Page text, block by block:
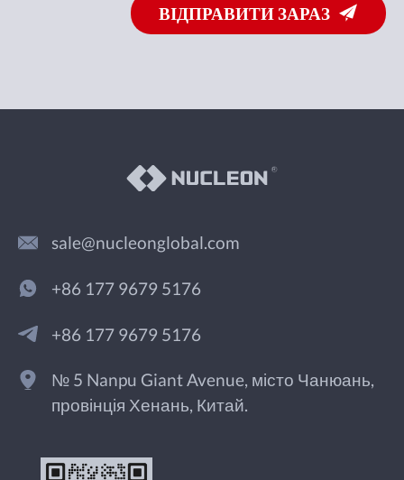
ВІДПРАВИТИ ЗАРАЗ
sale@nucleonglobal.com
+86 177 9679 5176
+86 177 9679 5176
№ 5 Nanpu Giant Avenue, місто Чанюань,
провінція Хенань, Китай.